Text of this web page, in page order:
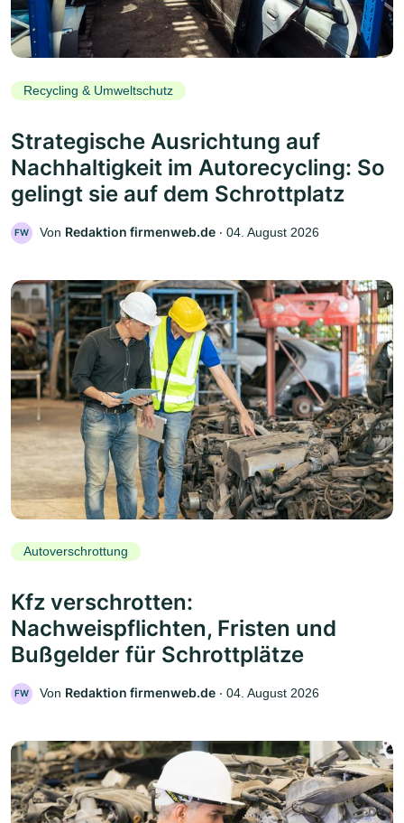
Recycling & Umweltschutz
Strategische Ausrichtung auf
Nachhaltigkeit im Autorecycling: So
gelingt sie auf dem Schrottplatz
FW Von Redaktion firmenweb.de ‧ 04. August 2026
Autoverschrottung
Kfz verschrotten:
Nachweispflichten, Fristen und
Bußgelder für Schrottplätze
FW Von Redaktion firmenweb.de ‧ 04. August 2026